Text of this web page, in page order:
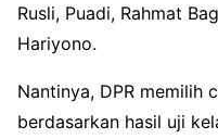
Rusli, Puadi, Rahmat
Hariyono.
Nantinya, DPR memilih
berdasarkan hasil uji